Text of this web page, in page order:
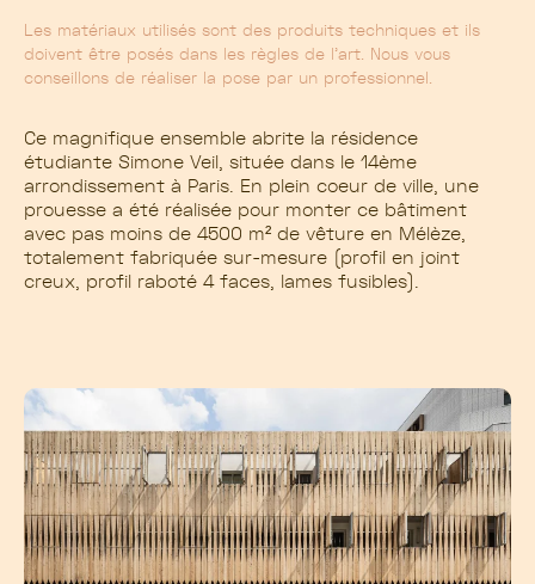
Les matériaux utilisés sont des produits techniques et ils
doivent être posés dans les règles de l’art. Nous vous
conseillons de réaliser la pose par un professionnel.
Ce magnifique ensemble abrite la résidence
étudiante Simone Veil, située dans le 14ème
arrondissement à Paris. En plein coeur de ville, une
prouesse a été réalisée pour monter ce bâtiment
avec pas moins de 4500 m² de vêture en Mélèze,
totalement fabriquée sur-mesure (profil en joint
creux, profil raboté 4 faces, lames fusibles).
Voir